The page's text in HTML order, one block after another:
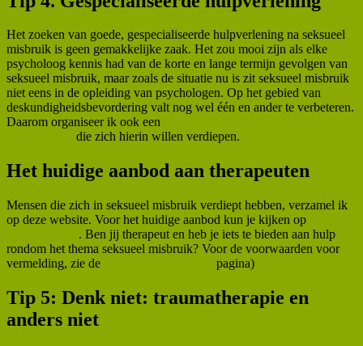
Het zoeken van goede, gespecialiseerde hulpverlening na seksueel
misbruik is geen gemakkelijke zaak. Het zou mooi zijn als elke
psycholoog kennis had van de korte en lange termijn gevolgen van
seksueel misbruik, maar zoals de situatie nu is zit seksueel misbruik
niet eens in de opleiding van psychologen. Op het gebied van
deskundigheidsbevordering valt nog wel één en ander te verbeteren.
Daarom organiseer ik ook een
die zich hierin willen verdiepen.
Het huidige aanbod aan therapeuten
Mensen die zich in seksueel misbruik verdiept hebben, verzamel ik
op deze website. Voor het huidige aanbod kun je kijken op
. Ben jij therapeut en heb je iets te bieden aan hulp
rondom het thema seksueel misbruik? Voor de voorwaarden voor
vermelding, zie de
pagina)
Tip 5: Denk niet: traumatherapie en
anders niet